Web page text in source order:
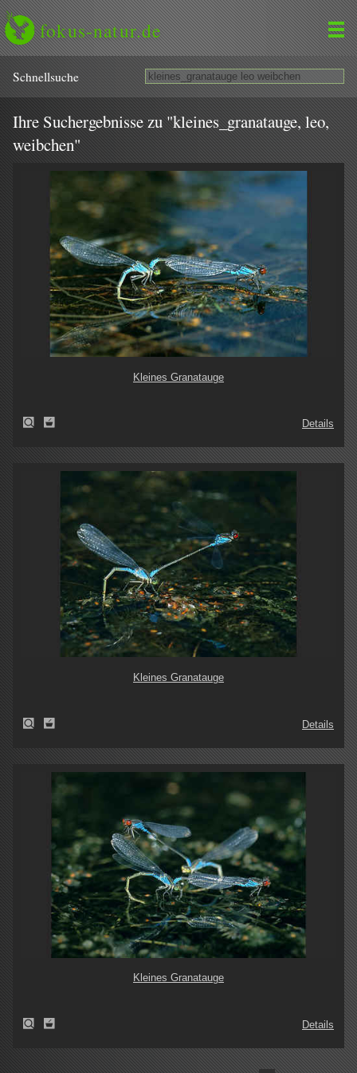
fokus-natur.de
Schnell­suche
Ihre Suchergebnisse zu "kleines_granatauge, leo,
weibchen"
Kleines Granatauge
Details
Kleines Granatauge
Details
Kleines Granatauge
Details